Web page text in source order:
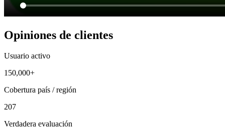
Opiniones de clientes
Usuario activo
150,000+
Cobertura país / región
207
Verdadera evaluación